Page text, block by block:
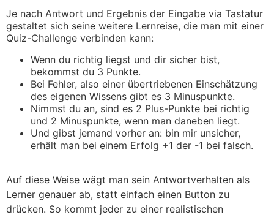
Je nach Antwort und Ergebnis der Eingabe via Tastatur
gestaltet sich seine weitere Lernreise, die man mit einer
Quiz-Challenge verbinden kann:
Wenn du richtig liegst und dir sicher bist,
bekommst du 3 Punkte.
Bei Fehler, also einer übertriebenen Einschätzung
des eigenen Wissens gibt es 3 Minuspunkte.
Nimmst du an, sind es 2 Plus-Punkte bei richtig
und 2 Minuspunkte, wenn man daneben liegt.
Und gibst jemand vorher an: bin mir unsicher,
erhält man bei einem Erfolg +1 der -1 bei falsch.
Auf diese Weise wägt man sein Antwortverhalten als
Lerner genauer ab, statt einfach einen Button zu
drücken. So kommt jeder zu einer realistischen